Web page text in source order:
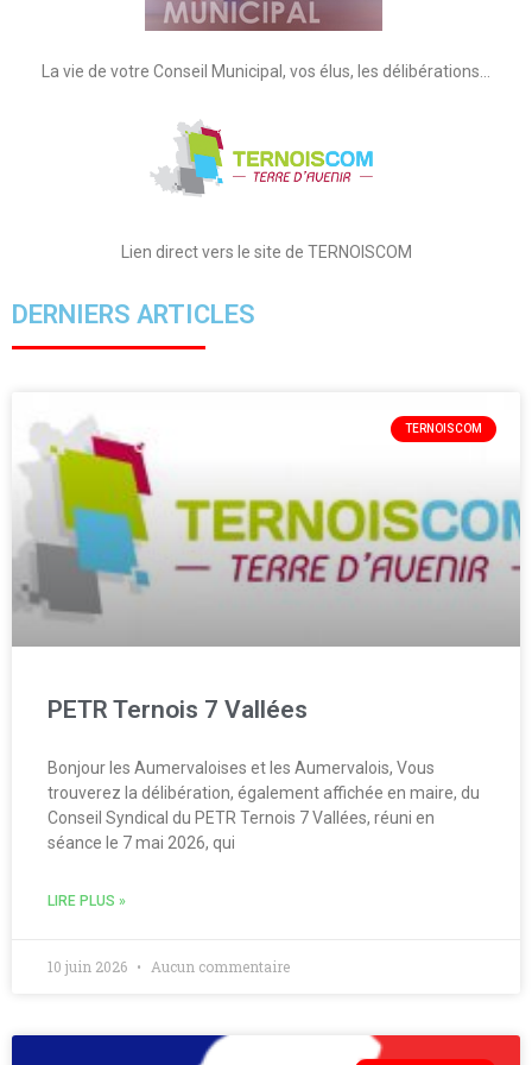
La vie de votre Conseil Municipal, vos élus, les délibérations…
Lien direct vers le site de TERNOISCOM
DERNIERS ARTICLES
TERNOISCOM
PETR Ternois 7 Vallées
Bonjour les Aumervaloises et les Aumervalois, Vous
trouverez la délibération, également affichée en maire, du
Conseil Syndical du PETR Ternois 7 Vallées, réuni en
séance le 7 mai 2026, qui
LIRE PLUS »
10 juin 2026 Aucun commentaire